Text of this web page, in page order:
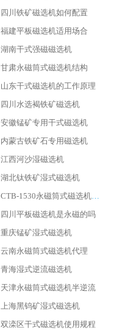
四川铁矿磁选机如何配置
福建平板磁选机适用场合
湖南干式强磁磁选机
甘肃永磁筒式磁选机结构
山东干式磁选机的工作原理
四川水选褐铁矿磁选机
安徽锰矿专用干式磁选机
内蒙古铁矿石专用磁选机
江西河沙湿磁选机
湖北钛铁矿湿式磁选机
CTB-1530永磁筒式磁选机代理商
四川平板磁选机是永磁的吗
重庆锰矿湿式磁选机
云南永磁筒式磁选机代理
青海湿式逆流磁选机
天津永磁筒式磁选机半逆流
上海黑钨矿湿式磁选机
双滦区干式磁选机使用规程